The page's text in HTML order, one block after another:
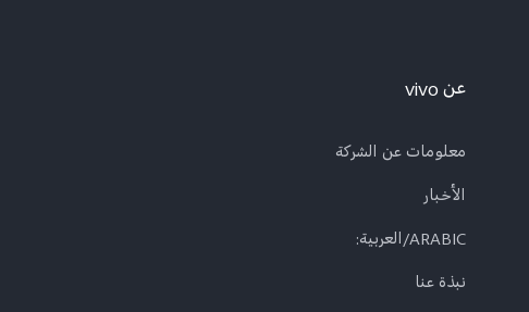
عن vivo
معلومات عن الشركة
الأخبار
ARABIC/العربية:
نبذة عنا